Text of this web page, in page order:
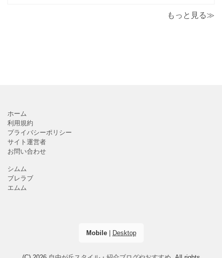
もっと見る≫
ホーム
利用規約
プライバシーポリシー
サイト運営者
お問い合わせ
シムム
ブレラブ
エムム
Mobile| Desktop